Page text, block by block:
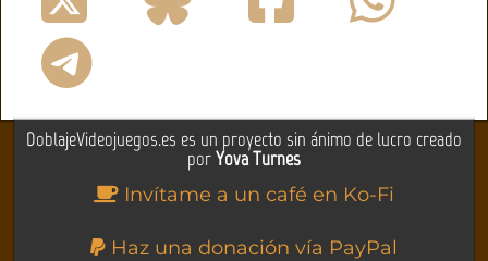
DoblajeVideojuegos.es es un proyecto sin ánimo de lucro creado
porYova Turnes
Invítame a un café en Ko-Fi
Haz una donación vía PayPal